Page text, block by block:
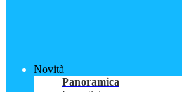
Novità
Panoramica